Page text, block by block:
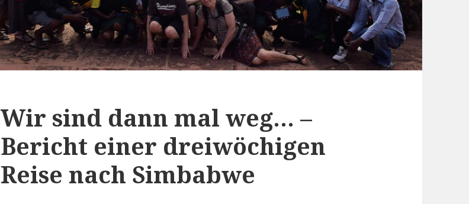
Wir sind dann mal weg… –
Bericht einer dreiwöchigen
Reise nach Simbabwe